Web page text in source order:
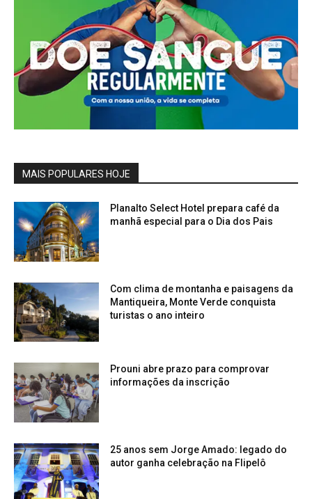
MAIS POPULARES HOJE
Planalto Select Hotel prepara café da
manhã especial para o Dia dos Pais
Com clima de montanha e paisagens da
Mantiqueira, Monte Verde conquista
turistas o ano inteiro
Prouni abre prazo para comprovar
informações da inscrição
25 anos sem Jorge Amado: legado do
autor ganha celebração na Flipelô